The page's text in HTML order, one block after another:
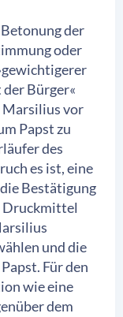
der
oder
Bürger«
Marsilius vor
Papst zu
des
es ist, eine
Bestätigung
Druckmittel
und die
Für den
wie eine
dem